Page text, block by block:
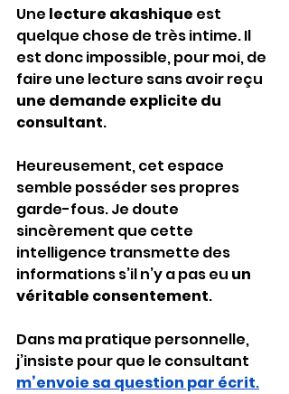
Une lecture akashique est
quelque chose de très intime. Il
est donc impossible, pour moi, de
faire une lecture sans avoir reçu
une demande explicite du
consultant.
Heureusement, cet espace
semble posséder ses propres
garde-fous. Je doute
sincèrement que cette
intelligence transmette des
informations s’il n’y a pas eu un
véritable consentement.
Dans ma pratique personnelle,
j’insiste pour que le consultant
m’envoie sa question par écrit.